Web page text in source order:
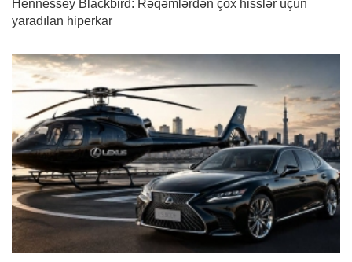
Hennessey Blackbird: Rəqəmlərdən çox hisslər üçün
yaradılan hiperkar